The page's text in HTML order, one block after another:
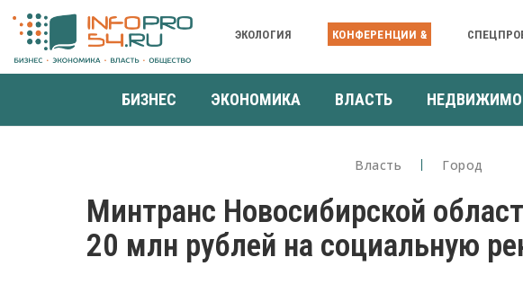
ЭКОЛОГИЯ КОНФЕРЕНЦИИ &
БИЗНЕС ЭКОНОМИКА ВЛАСТЬ
Власть Город
Минтранс Новосибирской
20 млн рублей на социальную